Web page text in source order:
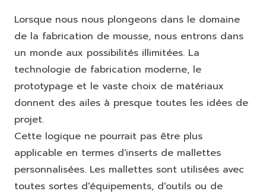
Lorsque nous nous plongeons dans le domaine
de la fabrication de mousse, nous entrons dans
un monde aux possibilités illimitées. La
technologie de fabrication moderne, le
prototypage et le vaste choix de matériaux
donnent des ailes à presque toutes les idées de
projet.
Cette logique ne pourrait pas être plus
applicable en termes d'inserts de mallettes
personnalisées. Les mallettes sont utilisées avec
toutes sortes d'équipements, d'outils ou de